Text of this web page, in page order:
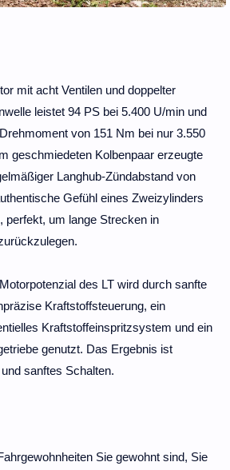
mit acht Ventilen und doppelter
leistet 94 PS bei 5.400 U/min und
von 151 Nm bei nur 3.550
geschmiedeten Kolbenpaar erzeugte
Langhub-Zündabstand von
Gefühl eines Zweizylinders
perfekt, um lange Strecken in
des LT wird durch sanfte
Kraftstoffsteuerung, ein
Kraftstoffeinspritzsystem und ein
genutzt. Das Ergebnis ist
sanftes Schalten.
Sie gewohnt sind, Sie